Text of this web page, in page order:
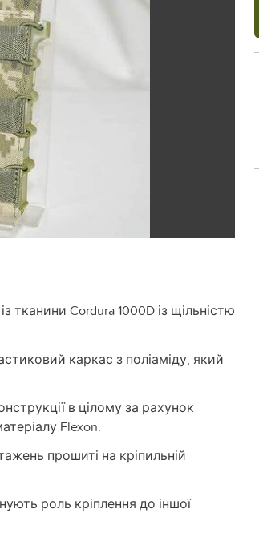
тканини Cordura 1000D із щільністю
каркас з поліаміду, який
в цілому за рахунок
Flexon.
прошиті на кріпильній
роль кріплення до іншої